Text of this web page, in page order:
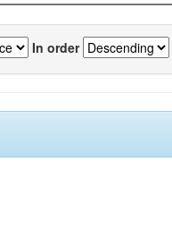
In order